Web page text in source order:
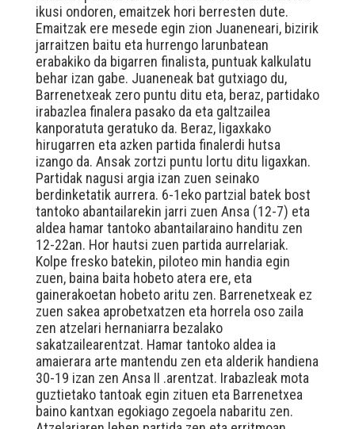
ikusi ondoren, emaitzek hori berresten dute.
Emaitzak ere mesede egin zion Juaneneari, bizirik
jarraitzen baitu eta hurrengo larunbatean
erabakiko da bigarren finalista, puntuak kalkulatu
behar izan gabe. Juaneneak bat gutxiago du,
Barrenetxeak zero puntu ditu eta, beraz, partidako
irabazlea finalera pasako da eta galtzailea
kanporatuta geratuko da. Beraz, ligaxkako
hirugarren eta azken partida finalerdi hutsa
izango da. Ansak zortzi puntu lortu ditu ligaxkan.
Partidak nagusi argia izan zuen seinako
berdinketatik aurrera. 6-1eko partzial batek bost
tantoko abantailarekin jarri zuen Ansa (12-7) eta
aldea hamar tantoko abantailaraino handitu zen
12-22an. Hor hautsi zuen partida aurrelariak.
Kolpe fresko batekin, piloteo min handia egin
zuen, baina baita hobeto atera ere, eta
gainerakoetan hobeto aritu zen. Barrenetxeak ez
zuen sakea aprobetxatzen eta horrela oso zaila
zen atzelari hernaniarra bezalako
sakatzailearentzat. Hamar tantoko aldea ia
amaierara arte mantendu zen eta alderik handiena
30-19 izan zen Ansa II .arentzat. Irabazleak mota
guztietako tantoak egin zituen eta Barrenetxea
baino kantxan egokiago zegoela nabaritu zen.